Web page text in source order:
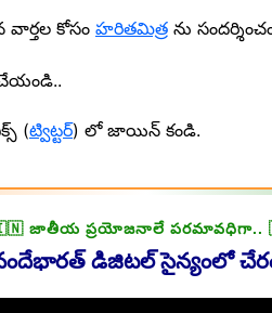
వార్తల కోసం హరితమిత్ర ను
చేయండి..
(ట్విట్టర్) లో జాయిన్ కండి.
జాతీయ ప్రయోజనాలే పరమావధిగా..
డిజిటల్ సైన్యంలో